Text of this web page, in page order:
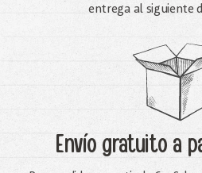
entrega al siguiente
Envío gratuitoa